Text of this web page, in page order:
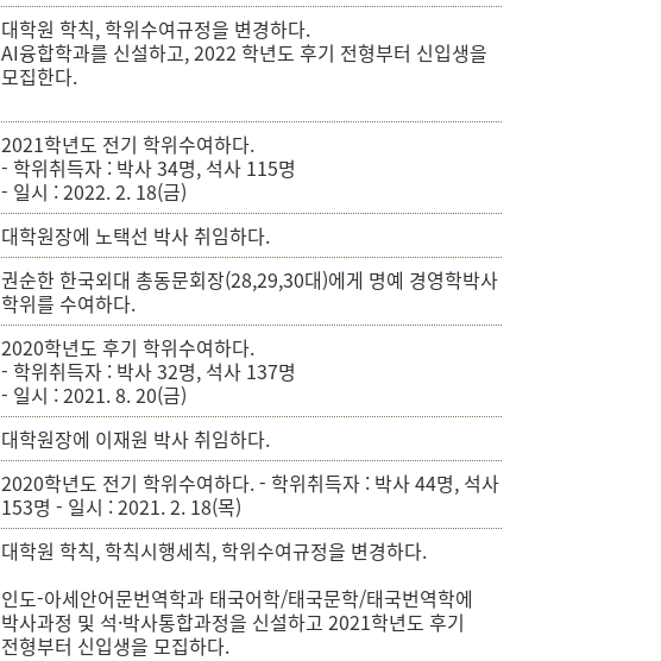
대학원 학칙, 학위수여규정을 변경하다.
AI융합학과를 신설하고, 2022 학년도 후기 전형부터 신입생을
모집한다.
2021학년도 전기 학위수여하다.
- 학위취득자 : 박사 34명, 석사 115명
- 일시 : 2022. 2. 18(금)
대학원장에 노택선 박사 취임하다.
권순한 한국외대 총동문회장(28,29,30대)에게 명예 경영학박사
학위를 수여하다.
2020학년도 후기 학위수여하다.
- 학위취득자 : 박사 32명, 석사 137명
- 일시 : 2021. 8. 20(금)
대학원장에 이재원 박사 취임하다.
2020학년도 전기 학위수여하다. - 학위취득자 : 박사 44명, 석사
153명 - 일시 : 2021. 2. 18(목)
대학원 학칙, 학칙시행세칙, 학위수여규정을 변경하다.
인도-아세안어문번역학과 태국어학/태국문학/태국번역학에
박사과정 및 석·박사통합과정을 신설하고 2021학년도 후기
전형부터 신입생을 모집하다.